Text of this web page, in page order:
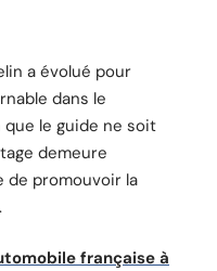
a évolué pour
dans le
que le guide ne soit
demeure
de promouvoir la
française à